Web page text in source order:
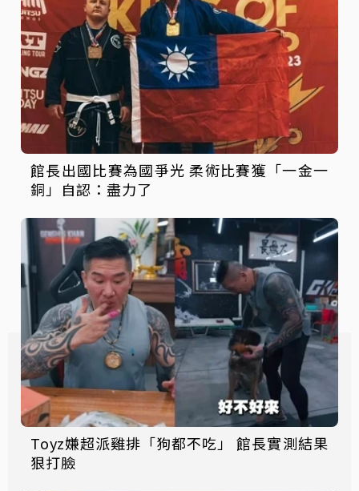
館長出國比賽為國爭光 柔術比賽獲「一金一
銅」自認：盡力了
Toyz嫌超派雞排「狗都不吃」 館長實測結果
狠打臉